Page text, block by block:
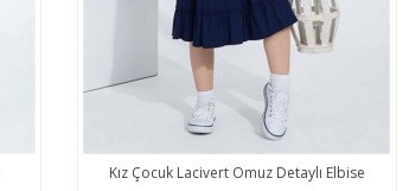
Kız Çocuk Lacivert Omuz Detaylı Elbise